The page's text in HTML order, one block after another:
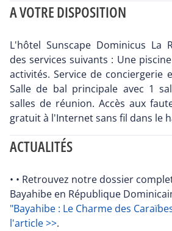
A VOTRE DISPOSITION
L'hôtel Sunscape Dominicus La
des services suivants : Une
activités. Service de conciergerie
Salle de bal principale avec 1
salles de réunion. Accès aux
gratuit à l'Internet sans fil dans le
ACTUALITÉS
• • Retrouvez notre dossier
Bayahibe en République
"Bayahibe : Le Charme des
l'article >>.